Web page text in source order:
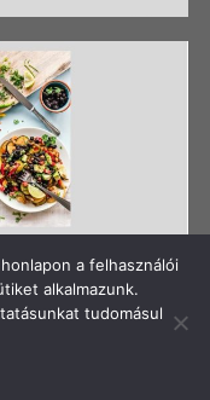
Kázmér
a felhasználói
alkalmazunk.
tudomásul